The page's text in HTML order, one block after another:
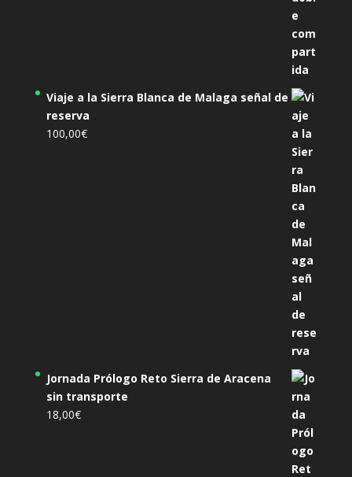
Viaje a la Sierra Blanca de Malaga señal de
reserva
100,00€
Jornada Prólogo Reto Sierra de Aracena
sin transporte
18,00€